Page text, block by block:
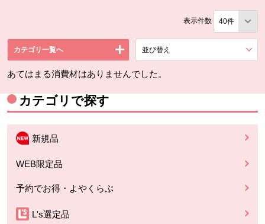
表示件数
カテゴリ一覧へ 並び替え
あてはまる消費材はありませんでした。
カテゴリで探す
新規品
WEB限定品
予約でお得・よやくらぶ
L's選定品